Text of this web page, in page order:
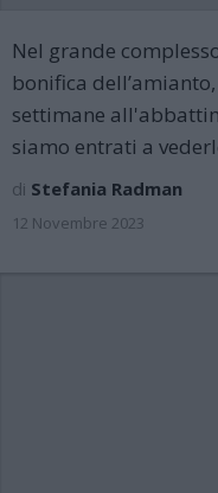
Nel grande
bonifica
settimane
siamo entrati a
di Stefania Radman
12 Novembre 2023